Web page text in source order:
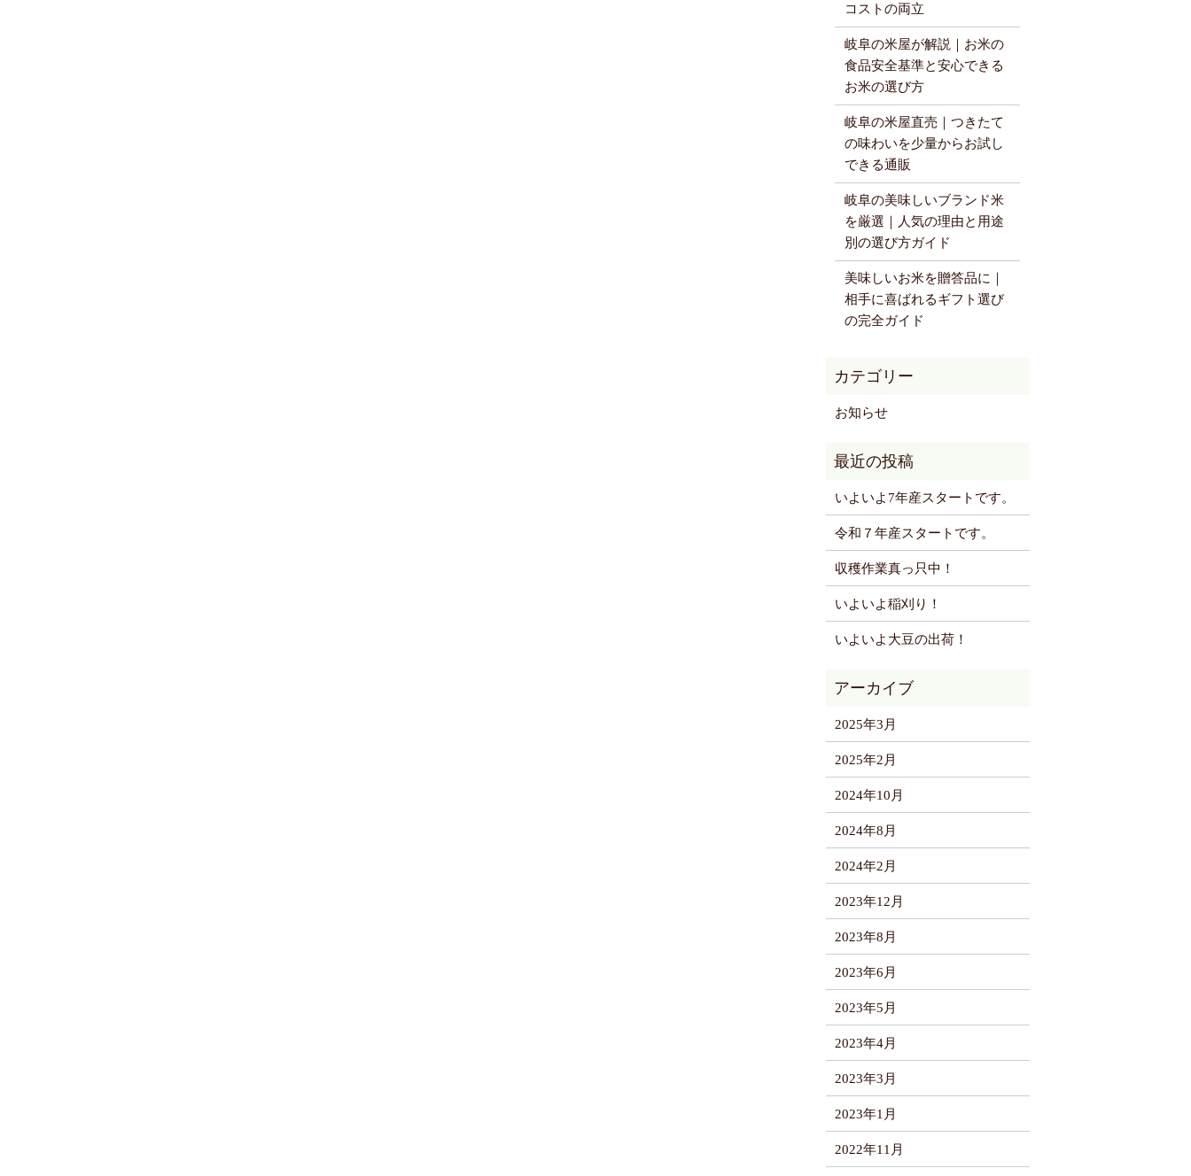
コストの両立
岐阜の米屋が解説｜お米の
食品安全基準と安心できる
お米の選び方
岐阜の米屋直売｜つきたて
の味わいを少量からお試し
できる通販
岐阜の美味しいブランド米
を厳選｜人気の理由と用途
別の選び方ガイド
美味しいお米を贈答品に｜
相手に喜ばれるギフト選び
の完全ガイド
お知らせ
いよいよ7年産スタートです。
令和７年産スタートです。
収穫作業真っ只中！
いよいよ稲刈り！
いよいよ大豆の出荷！
2025年3月
2025年2月
2024年10月
2024年8月
2024年2月
2023年12月
2023年8月
2023年6月
2023年5月
2023年4月
2023年3月
2023年1月
2022年11月